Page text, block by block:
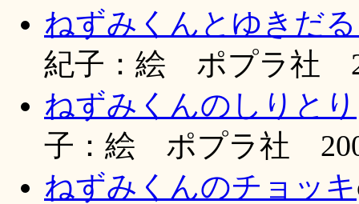
ねずみくんとゆきだ
紀子：絵 ポプラ社
ねずみくんのしりとり
子：絵 ポプラ社
ねずみくんのチョッキ